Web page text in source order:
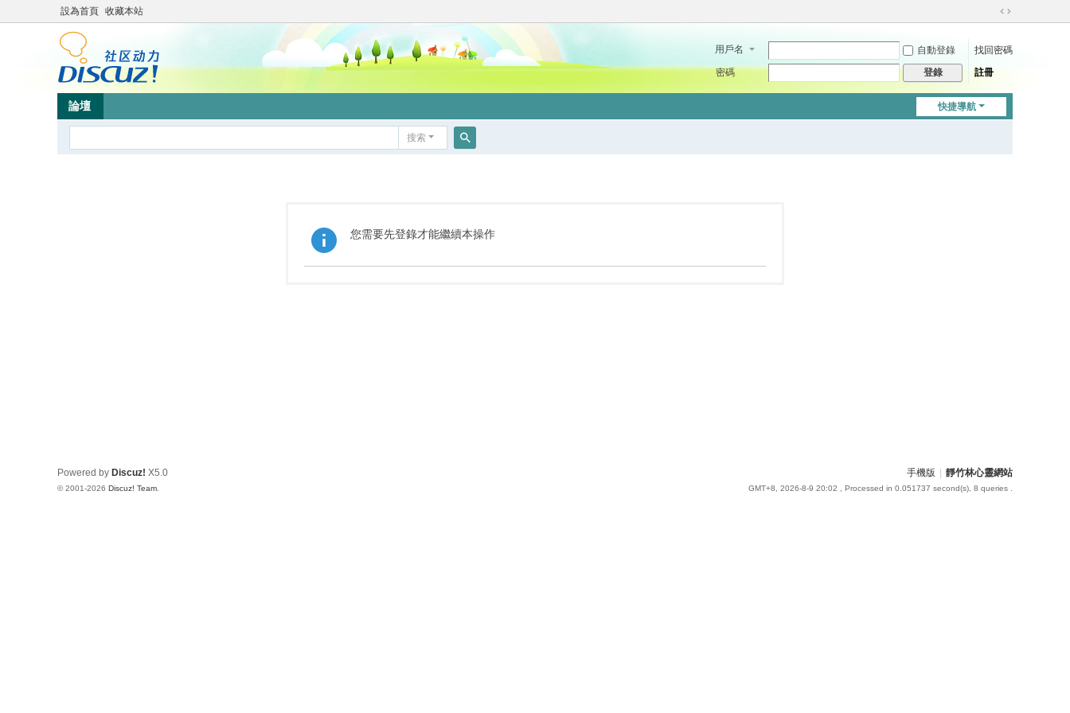
設為首頁 收藏本站
切
到
用戶名 自動登錄
找回密碼
密碼
登錄 註冊
快捷導航
論壇
搜索
您需要先登錄才能繼續本操作
手機版 靜竹林心靈網站
GMT+8, 2026-8-9 20:02 , Processed in 0.051737 second(s), 8 queries .
Powered by Discuz! X5.0
© 2001-2026 Discuz! Team